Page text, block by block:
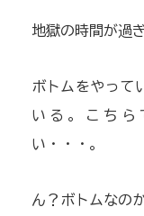
地獄の時間が過
ボトムをやって
いる。こち
い・・・。
ん？ボトムなの